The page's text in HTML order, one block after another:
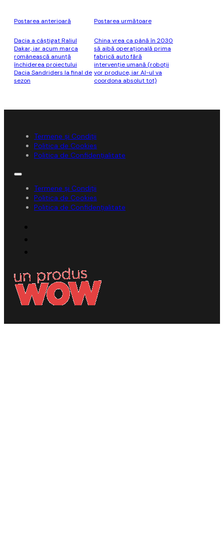
Postarea anterioară
Dacia a câştigat Raliul
Dakar, iar acum marca
românească anunţă
închiderea proiectului
Dacia Sandriders la final de
sezon
Postarea următoare
China vrea ca până în 2030
să aibă operaţională prima
fabrică auto fără
intervenţie umană (roboţii
vor produce, iar AI-ul va
coordona absolut tot)
Termene și Condiții
Politica de Cookies
Politica de Confidențialitate
Termene și Condiții
Politica de Cookies
Politica de Confidențialitate